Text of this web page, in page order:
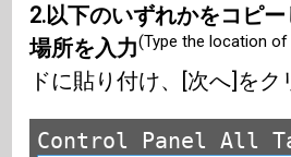
2.以下のいずれかをコピ
場所を入力(Type the location
ドに貼り付け、[次へ]をク